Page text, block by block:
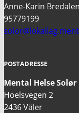
Anne-Karin Bredalen
95779199
POSTADRESSE
Mental Helse Solør
Hoelsvegen 2
2436 Våler